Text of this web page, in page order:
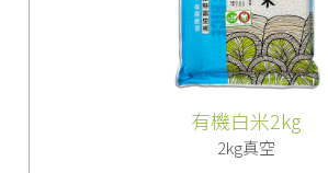
有機白米2kg
2kg真空